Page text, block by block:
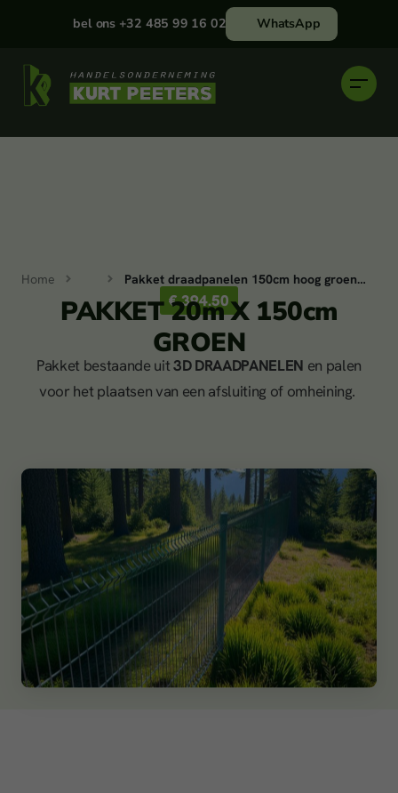
bel ons +32 485 99 16 02 WhatsApp
Home
Tuinomheining
Pakket draadpanelen 150cm hoog groen - Handelsonderneming Kurt Peeters
€ 394.50
PAKKET 20m X 150cm
GROEN
Pakket bestaande uit3D DRAADPANELEN en palen
voor het plaatsen van een afsluiting of omheining.